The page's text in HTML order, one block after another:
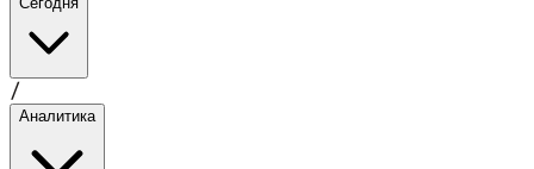
/
Аналитика